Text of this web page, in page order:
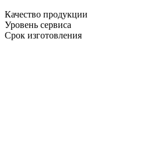
Качество продукции
Уровень сервиса
Срок изготовления